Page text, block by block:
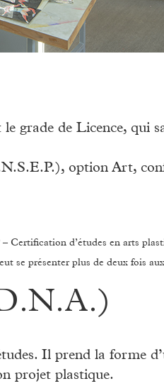
de Licence, qui
option Art,
Certification d’études en arts
se présenter plus de deux fois
Il prend la forme
projet plastique.